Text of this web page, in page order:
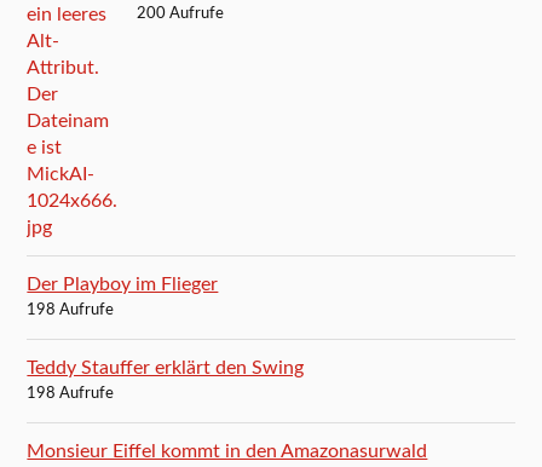
200 Aufrufe
Der Playboy im Flieger
198 Aufrufe
Teddy Stauffer erklärt den Swing
198 Aufrufe
Monsieur Eiffel kommt in den Amazonasurwald